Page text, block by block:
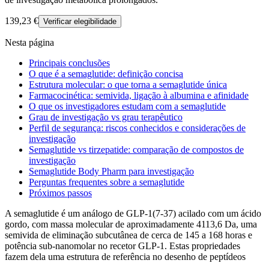
139,23 € Verificar elegibilidade
Nesta página
Principais conclusões
O que é a semaglutide: definição concisa
Estrutura molecular: o que torna a semaglutide única
Farmacocinética: semivida, ligação à albumina e afinidade
O que os investigadores estudam com a semaglutide
Grau de investigação vs grau terapêutico
Perfil de segurança: riscos conhecidos e considerações de
investigação
Semaglutide vs tirzepatide: comparação de compostos de
investigação
Semaglutide Body Pharm para investigação
Perguntas frequentes sobre a semaglutide
Próximos passos
A semaglutide é um análogo de GLP-1(7-37) acilado com um ácido
gordo, com massa molecular de aproximadamente 4113,6 Da, uma
semivida de eliminação subcutânea de cerca de 145 a 168 horas e
potência sub-nanomolar no recetor GLP-1. Estas propriedades
fazem dela uma estrutura de referência no desenho de peptídeos